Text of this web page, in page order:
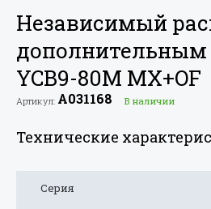
Независимый
дополнительным
YCB9-80M MX+OF
Артикул: A031168 В наличии
Технические
Серия